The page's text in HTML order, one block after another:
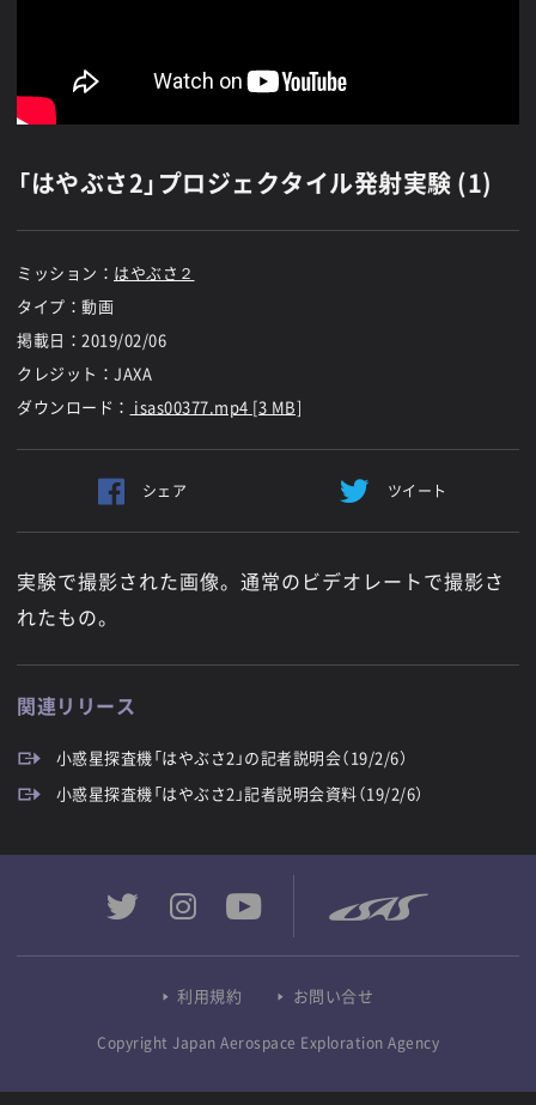
「はやぶさ2」プロジェクタイル発射実験 (1)
ミッション： はやぶさ２
タイプ：動画
掲載日： 2019/02/06
クレジット：JAXA
ダウンロード： isas00377.mp4 [3 MB]
シェア ツイート
実験で撮影された画像。通常のビデオレートで撮影さ
れたもの。
関連リリース
小惑星探査機「はやぶさ2」の記者説明会（19/2/6）
小惑星探査機「はやぶさ2」記者説明会資料（19/2/6）
利用規約 お問い合せ
Copyright Japan Aerospace Exploration Agency